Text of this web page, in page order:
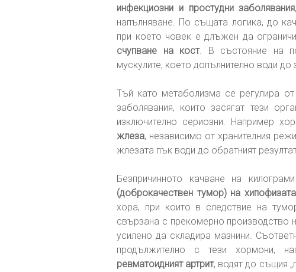
инфекциозни и простудни заболявания
напълняване. По същата логика, до
при което човек е длъжен да
счупване на кост. В състояние на
мускулите, което допълнително води
Тъй като метаболизма се регулира
заболявания, които засягат тези
изключително сериозни. Например
жлеза, независимо от хранителния
жлезата пък води до обратният
Безпричинното качване на
(доброкачествен тумор) на хипофизата
хора, при които в следствие на
свързана с прекомерно производство
усилено да складира мазнини.
продължително с тези хормони,
ревматоидният артрит, водят до същия